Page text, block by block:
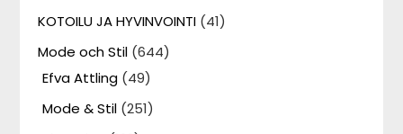
KOTOILU JA HYVINVOINTI (41)
Mode och Stil (644)
Efva Attling (49)
Mode & Stil (251)